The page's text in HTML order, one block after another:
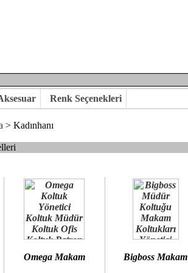
incelemenizi öneririz.
ofis ortamına kavuşabilirsiniz.
Renk Seçenekleri
> Kadınhanı
Omega Makam Bigboss Makam